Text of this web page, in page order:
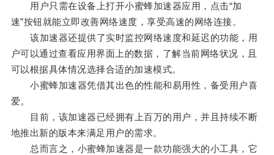
用户只需在设备上打开小蜜蜂加速器应用，点击“加
速”按钮就能立即改善网络速度，享受高速的网络连接。
该加速器还提供了实时监控网络速度和延迟的功能，用
户可以通过查看应用界面上的数据，了解当前网络状况，且
可以根据具体情况选择合适的加速模式。
小蜜蜂加速器凭借其出色的性能和易用性，备受用户喜
爱。
目前，该加速器已经拥有上百万的用户，并且持续不断
地推出新的版本来满足用户的需求。
总而言之，小蜜蜂加速器是一款功能强大的小工具，它